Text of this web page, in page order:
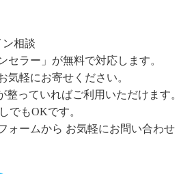
ン相談
セラー」が無料で対応します。
気軽にお寄せください。
整っていればご利用いただけます。
でもOKです。
ォームから お気軽にお問い合わせ